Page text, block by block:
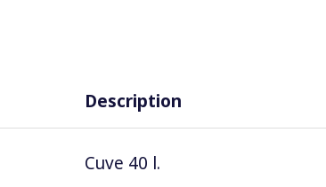
Description
Cuve 40 l.